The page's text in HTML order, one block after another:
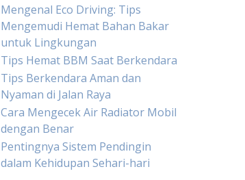
Mengenal Eco Driving: Tips
Mengemudi Hemat Bahan Bakar
untuk Lingkungan
Tips Hemat BBM Saat Berkendara
Tips Berkendara Aman dan
Nyaman di Jalan Raya
Cara Mengecek Air Radiator Mobil
dengan Benar
Pentingnya Sistem Pendingin
dalam Kehidupan Sehari-hari